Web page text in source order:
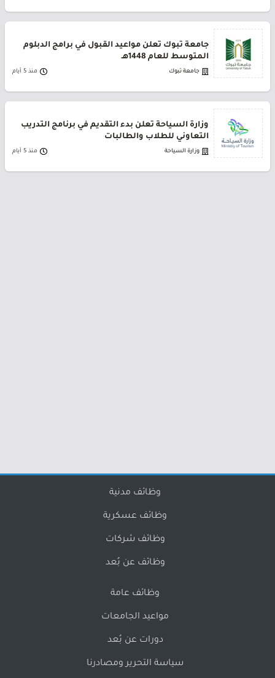
جامعة تبوك تعلن مواعيد القبول في برامج الدبلوم
المتوسط للعام 1448هـ
جامعة تبوك منذ 5 أيام
وزارة السياحة تعلن بدء التقديم في برنامج التدريب
التعاوني للطلاب والطالبات
وزارة السياحة منذ 5 أيام
وظائف مدنية
وظائف عسكرية
وظائف شركات
وظائف عن بُعد
وظائف عامة
مواعيد الجامعات
دورات عن بُعد
سياسة التحرير ومصادرنا